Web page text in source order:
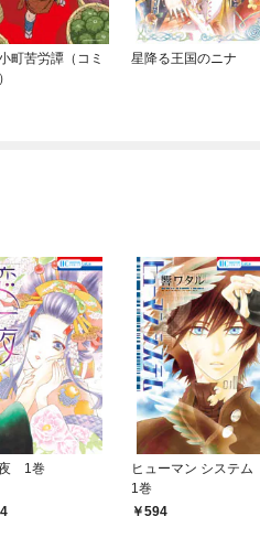
町苦労譚（コミ
星降る王国のニナ
1巻
ヒューマン システム
1巻
594